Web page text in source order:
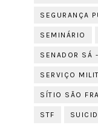
SEGURANÇA
SEMINÁRIO
SENADOR SÁ
SERVIÇO
SÍTIO SÃO
STF